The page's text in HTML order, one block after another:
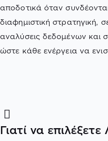
αποδοτικά όταν
διαφημιστική στρατηγική,
αναλύσεις δεδομένων και
ώστε κάθε ενέργεια να
Γιατί να